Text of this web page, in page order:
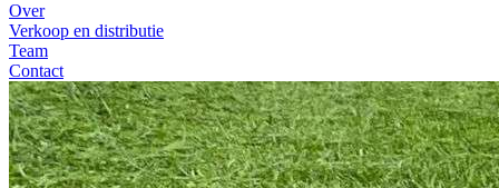
Over
Verkoop en distributie
Team
Contact